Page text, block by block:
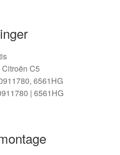
C5
6561HG
| 6561HG